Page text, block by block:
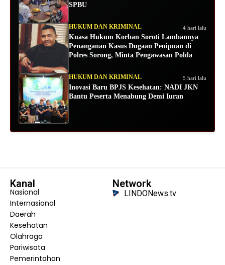
SPBU
HUKUM DAN KRIMINAL 4 hari lalu
Kuasa Hukum Korban Soroti Lambannya
Penanganan Kasus Dugaan Penipuan di
Polres Sorong, Minta Pengawasan Polda
HUKUM DAN KRIMINAL 5 hari lalu
Inovasi Baru BPJS Kesehatan: NADI JKN
Bantu Peserta Menabung Demi Iuran
Kanal
Nasional
Internasional
Daerah
Kesehatan
Olahraga
Pariwisata
Pemerintahan
Network
LINDONews.tv